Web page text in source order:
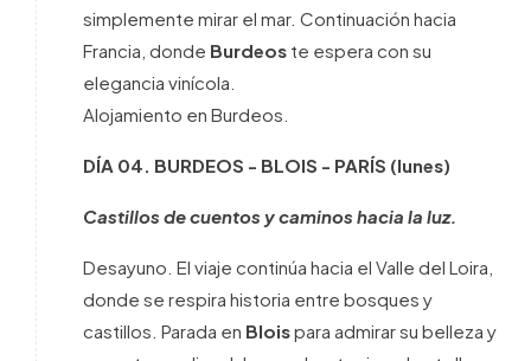
simplemente mirar el mar. Continuación hacia
Francia, donde Burdeos te espera con su
elegancia vinícola.
Alojamiento en Burdeos.
DÍA 04. BURDEOS - BLOIS - PARÍS (lunes)
Castillos de cuentos y caminos hacia la luz.
Desayuno. El viaje continúa hacia el Valle del Loira,
donde se respira historia entre bosques y
castillos. Parada en Bloispara admirar su belleza y